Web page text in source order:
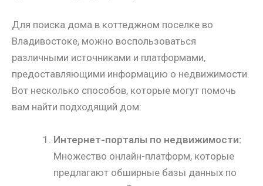
Для поиска дома в коттеджном поселке во
Владивостоке, можно воспользоваться
различными источниками и платформами,
предоставляющими информацию о недвижимости.
Вот несколько способов, которые могут помочь
вам найти подходящий дом:
Интернет-порталы по недвижимости:
Множество онлайн-платформ, которые
предлагают обширные базы данных по